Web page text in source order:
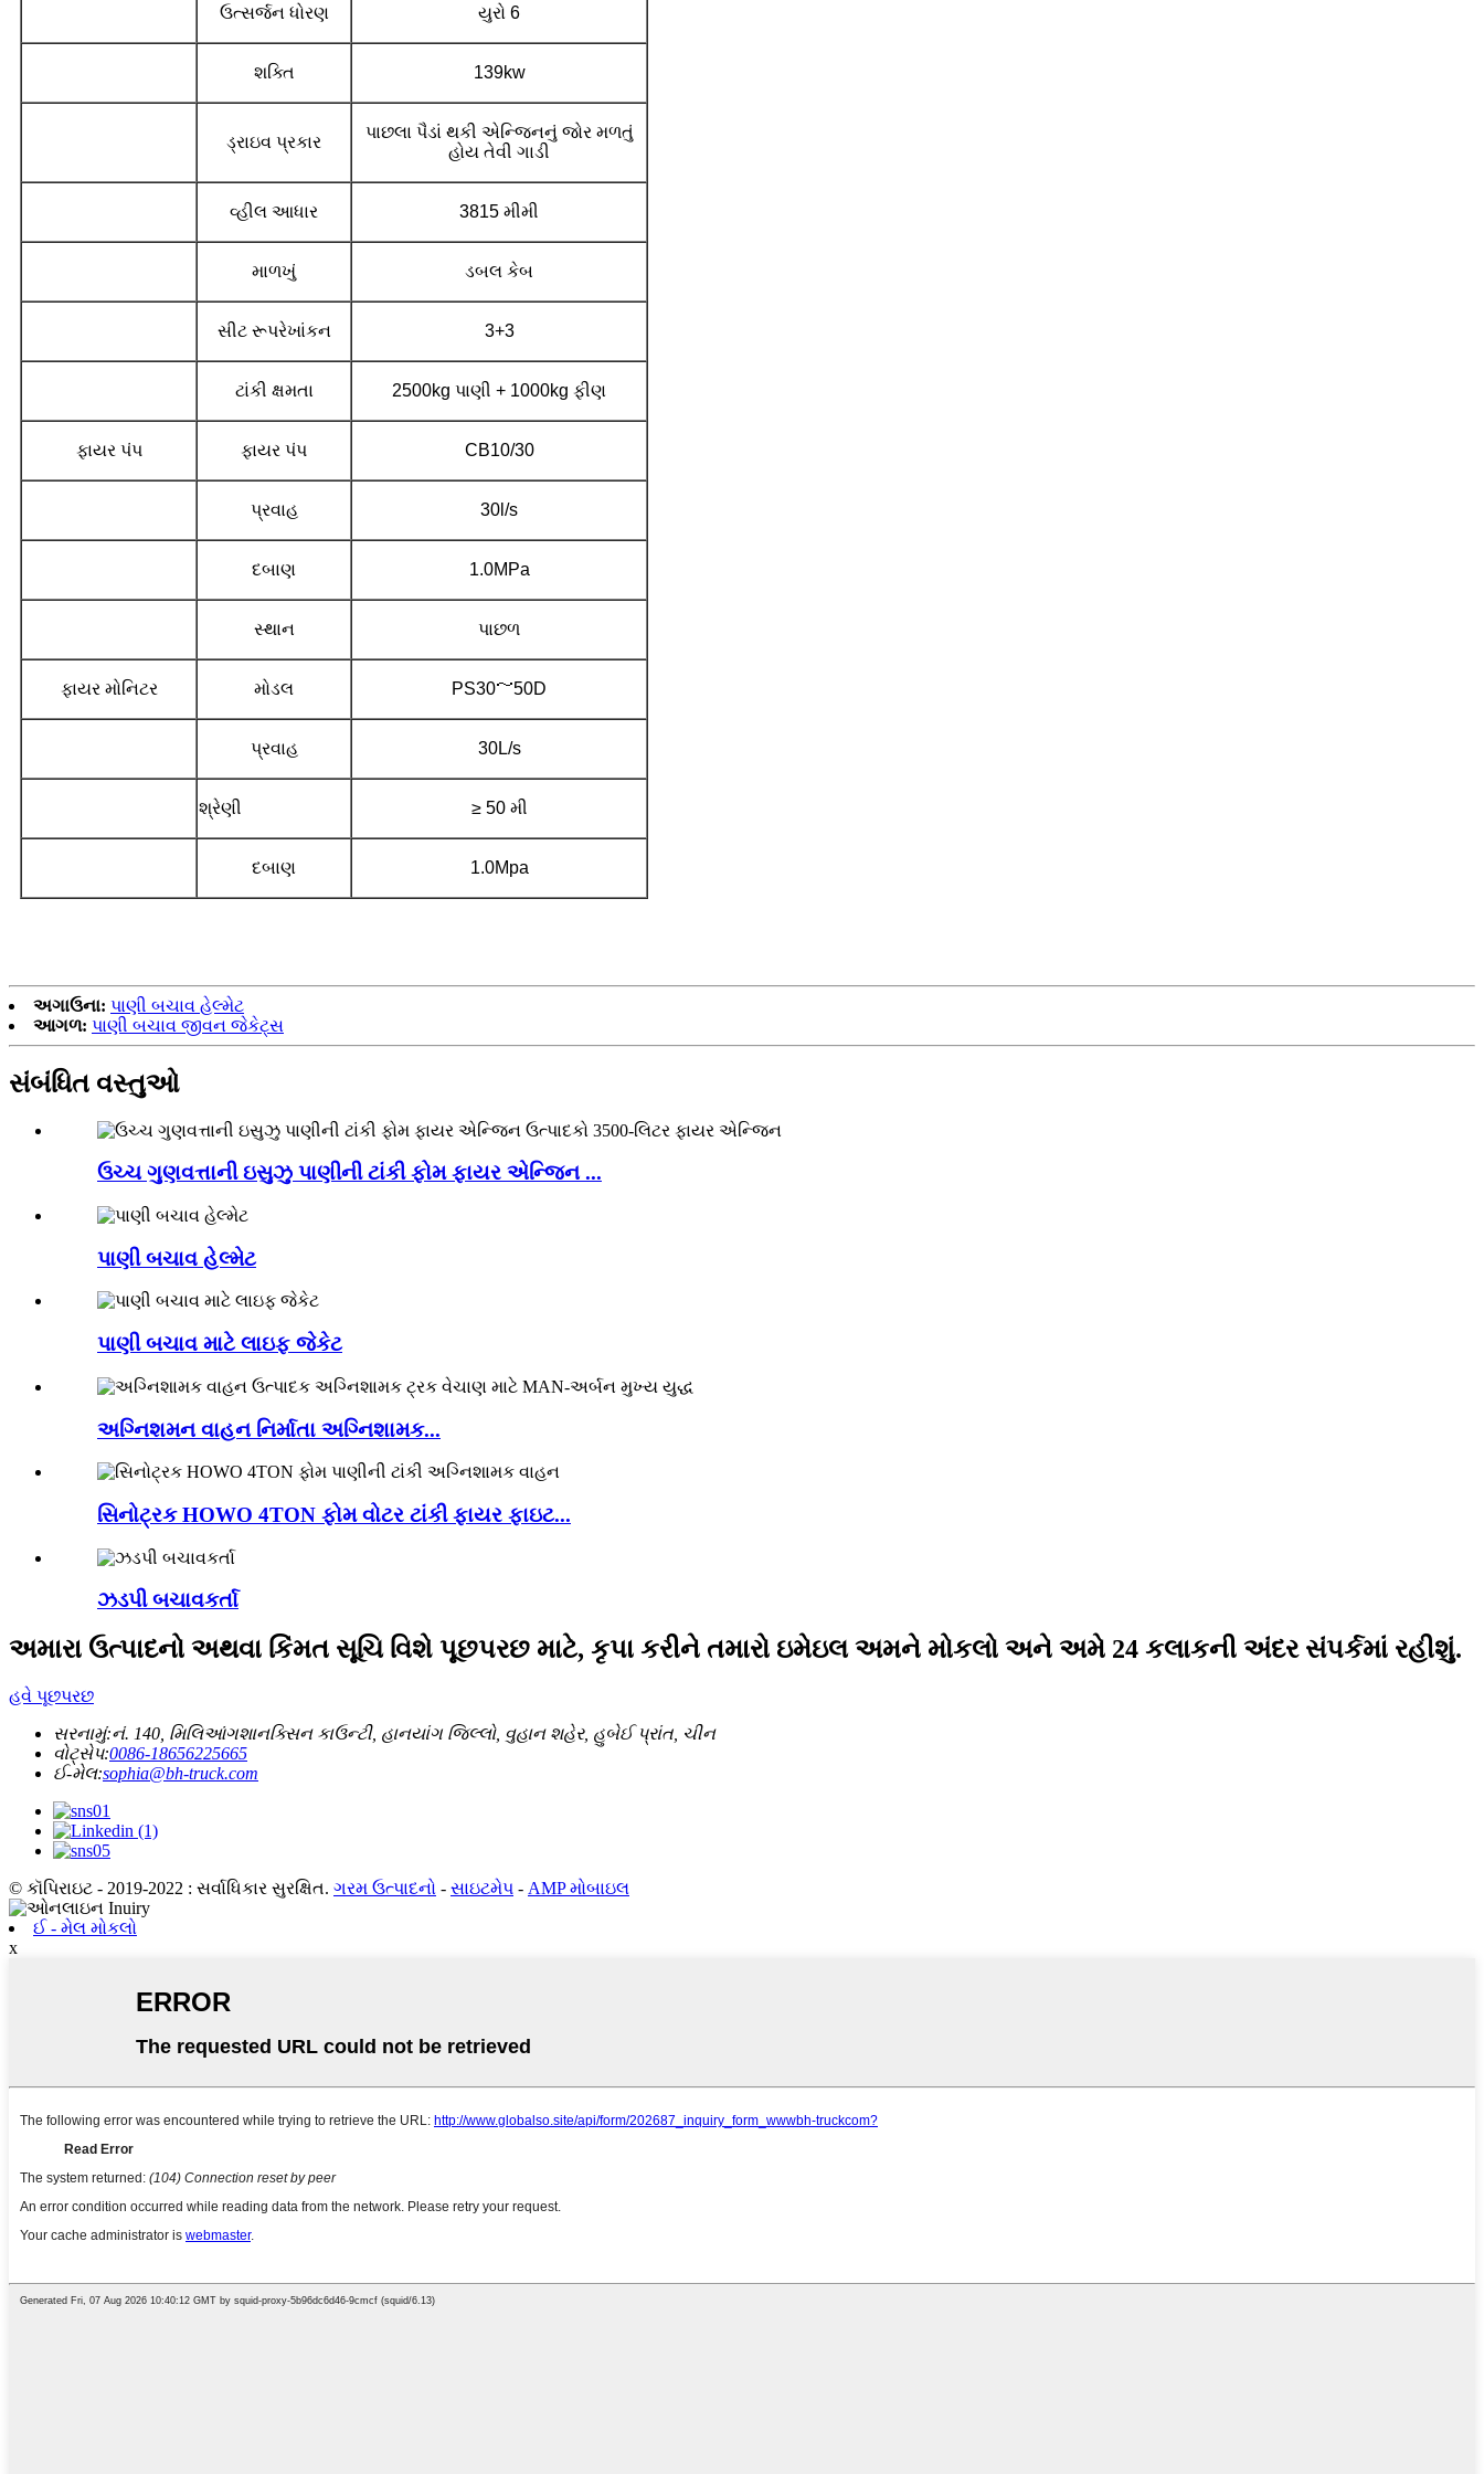
ઉત્સર્જન ધોરણ યુરો 6
શક્તિ 139kw
ડ્રાઇવ પ્રકાર
પાછલા પૈડાં થકી એન્જિનનું જોર મળતું
હોય તેવી ગાડી
વ્હીલ આધાર 3815 મીમી
માળખું ડબલ કેબ
સીટ રૂપરેખાંકન 3+3
ટાંકી ક્ષમતા 2500kg પાણી + 1000kg ફીણ
ફાયર પંપ ફાયર પંપ CB10/30
પ્રવાહ 30l/s
દબાણ 1.0MPa
સ્થાન પાછળ
ફાયર મોનિટર મોડલ PS30～50D
પ્રવાહ 30L/s
શ્રેણી ≥ 50 મી
દબાણ 1.0Mpa
અગાઉના: પાણી બચાવ હેલ્મેટ
આગળ: પાણી બચાવ જીવન જેકેટ્સ
સંબંધિત વસ્તુઓ
ઉચ્ચ ગુણવત્તાની ઇસુઝુ પાણીની ટાંકી ફોમ ફાયર એન્જિન ...
પાણી બચાવ હેલ્મેટ
પાણી બચાવ માટે લાઇફ જેકેટ
અગ્નિશમન વાહન નિર્માતા અગ્નિશામક...
સિનોટ્રક HOWO 4TON ફોમ વોટર ટાંકી ફાયર ફાઇટ...
ઝડપી બચાવકર્તા
અમારા ઉત્પાદનો અથવા કિંમત સૂચિ વિશે પૂછપરછ માટે, કૃપા કરીને તમારો ઇમેઇલ અમને મોકલો અને અમે 24 કલાકની અંદર સંપર્કમાં રહીશું.
હવે પૂછપરછ
સરનામું:નં. 140, મિલિઆંગશાનક્સિન કાઉન્ટી, હાનયાંગ જિલ્લો, વુહાન શહેર, હુબેઈ પ્રાંત, ચીન
વોટ્સેપ:0086-18656225665
ઈ-મેલ:sophia@bh-truck.com
© કૉપિરાઇટ - 2019-2022 : સર્વાધિકાર સુરક્ષિત. ગરમ ઉત્પાદનો - સાઇટમેપ - AMP મોબાઇલ
ઈ - મેલ મોકલો
x